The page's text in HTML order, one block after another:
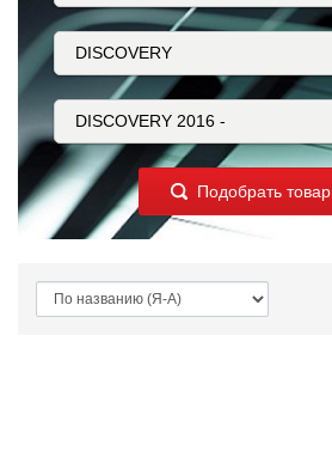
Подобрать товар